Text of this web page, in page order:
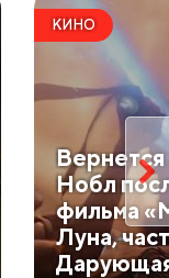
КИНО
Вернется
Нобл
фильма
Луна,